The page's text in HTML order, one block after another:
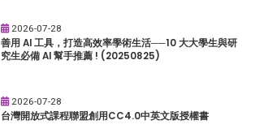
2026-07-28
善用 AI 工具，打造高效率學術生活──10 大大學生與研
究生必備 AI 幫手推薦 ! (20250825)
2026-07-28
台灣開放式課程聯盟創用CC4.0中英文版授權書